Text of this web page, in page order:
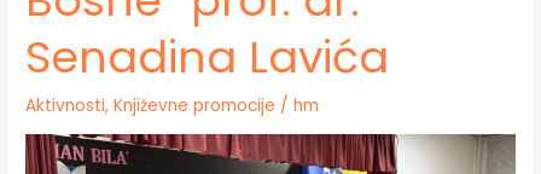
Senadina Lavića
Aktivnosti,Književne promocije /hm